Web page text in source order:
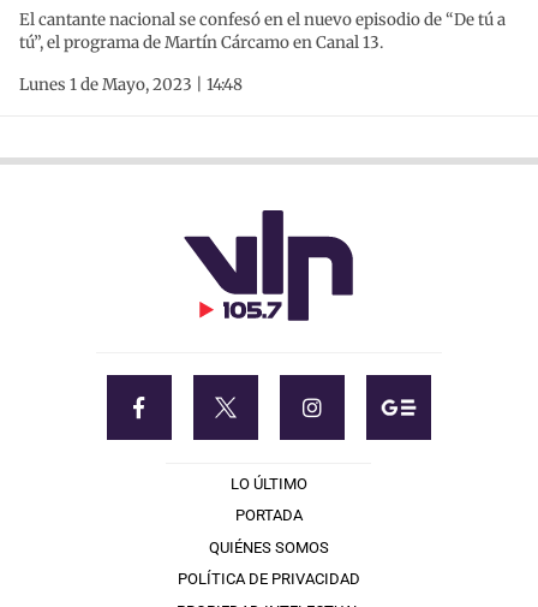
El cantante nacional se confesó en el nuevo episodio de “De tú a
tú”, el programa de Martín Cárcamo en Canal 13.
Lunes 1 de Mayo, 2023 | 14:48
LO ÚLTIMO
PORTADA
QUIÉNES SOMOS
POLÍTICA DE PRIVACIDAD